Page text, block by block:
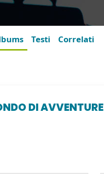
Testi Correlati
DI AVVENTURE